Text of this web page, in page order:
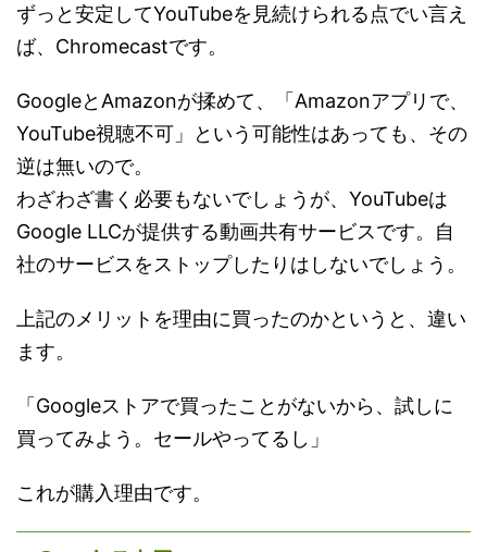
ずっと安定してYouTubeを見続けられる点でい言え
ば、Chromecastです。
GoogleとAmazonが揉めて、「Amazonアプリで、
YouTube視聴不可」という可能性はあっても、その
逆は無いので。
わざわざ書く必要もないでしょうが、YouTubeは
Google LLCが提供する動画共有サービスです。自
社のサービスをストップしたりはしないでしょう。
上記のメリットを理由に買ったのかというと、違い
ます。
「Googleストアで買ったことがないから、試しに
買ってみよう。セールやってるし」
これが購入理由です。